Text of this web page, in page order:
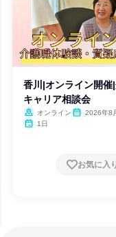
香川|オンライン開催
キャリア相談会
オンライン
2026年8
1日
お気に入